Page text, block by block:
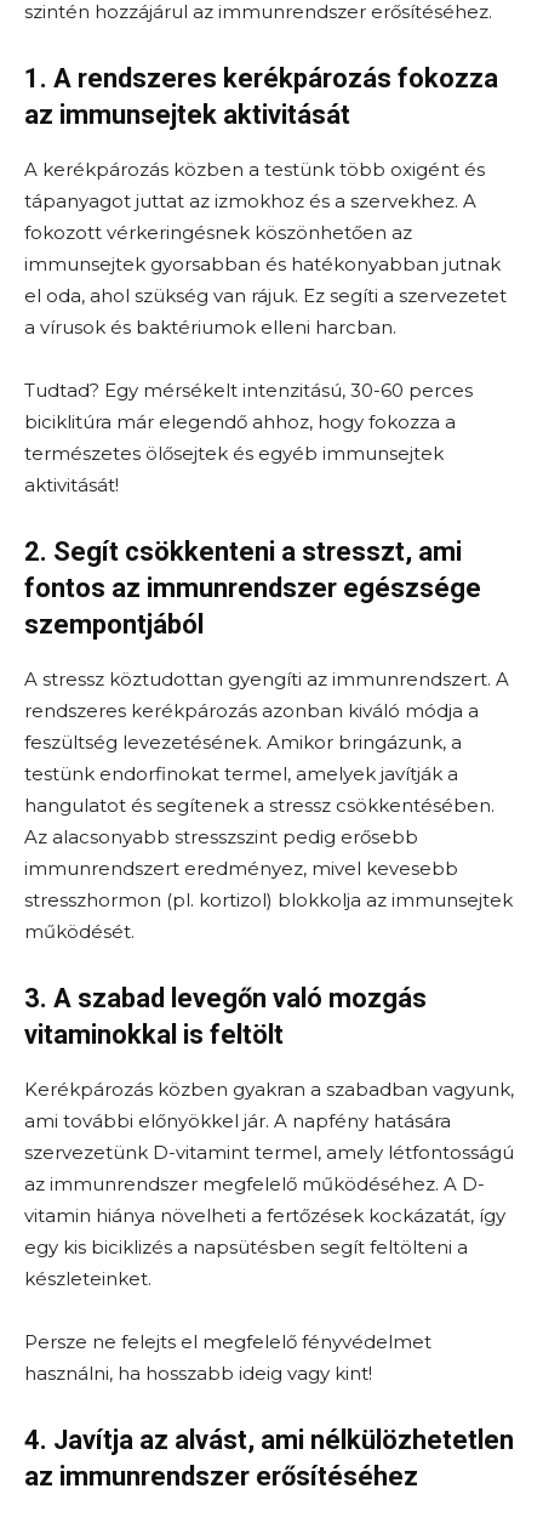
szintén hozzájárul az immunrendszer erősítéséhez.
1. A rendszeres kerékpározás fokozza
az immunsejtek aktivitását
A kerékpározás közben a testünk több oxigént és
tápanyagot juttat az izmokhoz és a szervekhez. A
fokozott vérkeringésnek köszönhetően az
immunsejtek gyorsabban és hatékonyabban jutnak
el oda, ahol szükség van rájuk. Ez segíti a szervezetet
a vírusok és baktériumok elleni harcban.
Tudtad? Egy mérsékelt intenzitású, 30-60 perces
biciklitúra már elegendő ahhoz, hogy fokozza a
természetes ölősejtek és egyéb immunsejtek
aktivitását!
2. Segít csökkenteni a stresszt, ami
fontos az immunrendszer egészsége
szempontjából
A stressz köztudottan gyengíti az immunrendszert. A
rendszeres kerékpározás azonban kiváló módja a
feszültség levezetésének. Amikor bringázunk, a
testünk endorfinokat termel, amelyek javítják a
hangulatot és segítenek a stressz csökkentésében.
Az alacsonyabb stresszszint pedig erősebb
immunrendszert eredményez, mivel kevesebb
stresszhormon (pl. kortizol) blokkolja az immunsejtek
működését.
3. A szabad levegőn való mozgás
vitaminokkal is feltölt
Kerékpározás közben gyakran a szabadban vagyunk,
ami további előnyökkel jár. A napfény hatására
szervezetünk D-vitamint termel, amely létfontosságú
az immunrendszer megfelelő működéséhez. A D-
vitamin hiánya növelheti a fertőzések kockázatát, így
egy kis biciklizés a napsütésben segít feltölteni a
készleteinket.
Persze ne felejts el megfelelő fényvédelmet
használni, ha hosszabb ideig vagy kint!
4. Javítja az alvást, ami nélkülözhetetlen
az immunrendszer erősítéséhez